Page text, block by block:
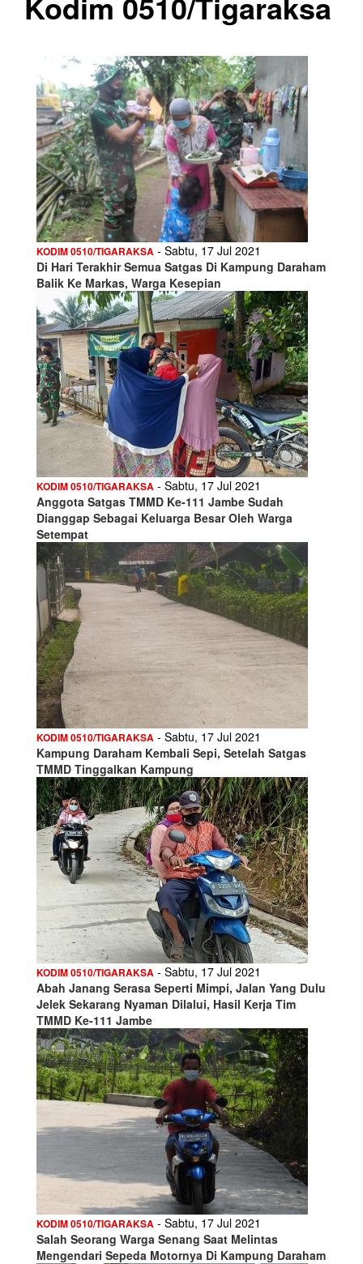
KODIM 0510/TIGARAKSA - Sabtu, 17 Jul 2021
Di Hari Terakhir Semua Satgas Di Kampung Daraham
Balik Ke Markas, Warga Kesepian
KODIM 0510/TIGARAKSA - Sabtu, 17 Jul 2021
Anggota Satgas TMMD Ke-111 Jambe Sudah
Dianggap Sebagai Keluarga Besar Oleh Warga
Setempat
KODIM 0510/TIGARAKSA - Sabtu, 17 Jul 2021
Kampung Daraham Kembali Sepi, Setelah Satgas
TMMD Tinggalkan Kampung
KODIM 0510/TIGARAKSA - Sabtu, 17 Jul 2021
Abah Janang Serasa Seperti Mimpi, Jalan Yang Dulu
Jelek Sekarang Nyaman Dilalui, Hasil Kerja Tim
TMMD Ke-111 Jambe
KODIM 0510/TIGARAKSA - Sabtu, 17 Jul 2021
Salah Seorang Warga Senang Saat Melintas
Mengendari Sepeda Motornya Di Kampung Daraham